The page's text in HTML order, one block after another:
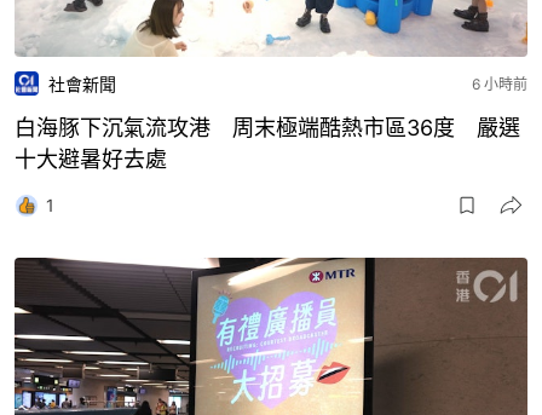
社會新聞 6 小時前
白海豚下沉氣流攻港 周末極端酷熱市區36度 嚴選
十大避暑好去處
1